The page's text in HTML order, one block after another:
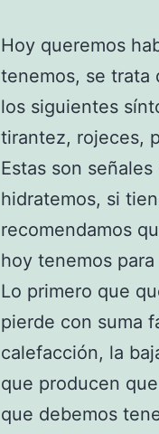
Hoy queremos
tenemos, se trata
los siguientes
tirantez, rojeces,
Estas son
hidratemos, si
recomendamos
hoy tenemos
Lo primero que
pierde con suma
calefacción, la
que producen
que debemos